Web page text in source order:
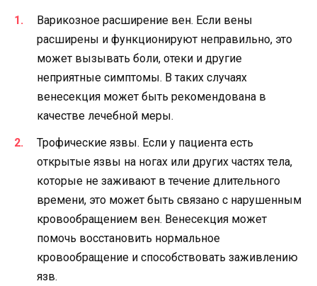
Варикозное расширение вен. Если вены
расширены и функционируют неправильно, это
может вызывать боли, отеки и другие
неприятные симптомы. В таких случаях
венесекция может быть рекомендована в
качестве лечебной меры.
Трофические язвы. Если у пациента есть
открытые язвы на ногах или других частях тела,
которые не заживают в течение длительного
времени, это может быть связано с нарушенным
кровообращением вен. Венесекция может
помочь восстановить нормальное
кровообращение и способствовать заживлению
язв.